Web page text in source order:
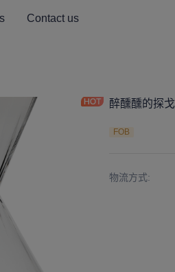
Contact us
醉醺醺的探戈
FOB
物流方式: